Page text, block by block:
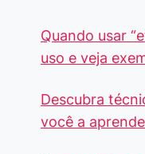
Quando usar
uso e veja
Descubra
você a